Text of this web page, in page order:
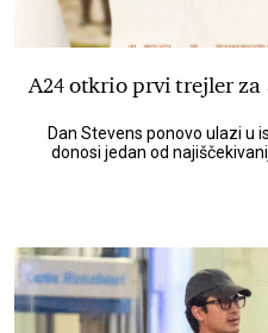
A24 otkrio prvi trejler
Dan Stevens ponovo ulazi u
donosi jedan od